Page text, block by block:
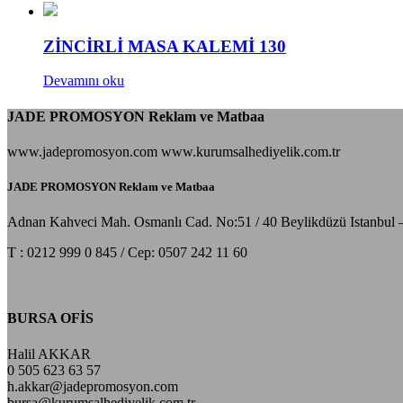
ZİNCİRLİ MASA KALEMİ 130
Devamını oku
JADE PROMOSYON Reklam ve Matbaa
www.jadepromosyon.com www.kurumsalhediyelik.com.tr
JADE PROMOSYON Reklam ve Matbaa
Adnan Kahveci Mah. Osmanlı Cad. No:51 / 40 Beylikdüzü Istanbul
T : 0212 999 0 845 / Cep: 0507 242 11 60
BURSA OFİS
Halil AKKAR
0 505 623 63 57
h.akkar@jadepromosyon.com